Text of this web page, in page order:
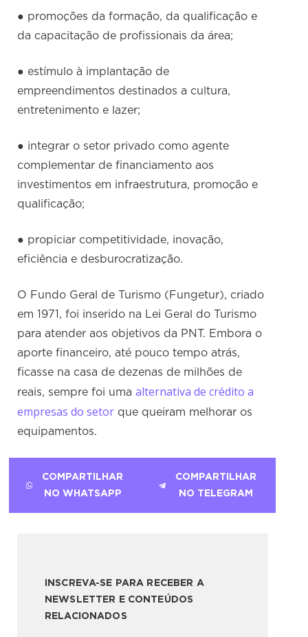
● promoções da formação, da qualificação e
da capacitação de profissionais da área;
● estímulo à implantação de
empreendimentos destinados a cultura,
entretenimento e lazer;
● integrar o setor privado como agente
complementar de financiamento aos
investimentos em infraestrutura, promoção e
qualificação;
● propiciar competitividade, inovação,
eficiência e desburocratização.
O Fundo Geral de Turismo (Fungetur), criado
em 1971, foi inserido na Lei Geral do Turismo
para atender aos objetivos da PNT. Embora o
aporte financeiro, até pouco tempo atrás,
ficasse na casa de dezenas de milhões de
reais, sempre foi umaalternativa de crédito a
empresas do setor que queiram melhorar os
equipamentos.
COMPARTILHAR
NO WHATSAPP
COMPARTILHAR
NO TELEGRAM
INSCREVA-SE PARA RECEBER A
NEWSLETTER E CONTEÚDOS
RELACIONADOS